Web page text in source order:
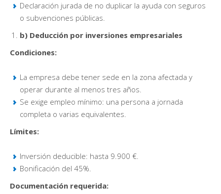
Declaración jurada de no duplicar la ayuda con seguros
o subvenciones públicas.
b) Deducción por inversiones empresariales
Condiciones:
La empresa debe tener sede en la zona afectada y
operar durante al menos tres años.
Se exige empleo mínimo: una persona a jornada
completa o varias equivalentes.
Límites:
Inversión deducible: hasta 9.900 €.
Bonificación del 45%.
Documentación requerida: